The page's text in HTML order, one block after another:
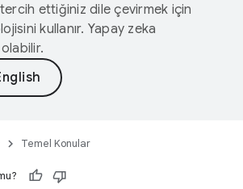
ettiğiniz dile çevirmek için
kullanır. Yapay zeka
Temel Konular